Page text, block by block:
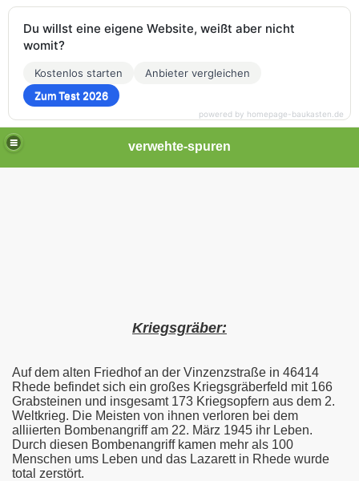
verwehte-spuren
Kriegsgräber:
Auf dem alten Friedhof an der Vinzenzstraße in 46414
Rhede befindet sich ein großes Kriegsgräberfeld mit 166
Grabsteinen und insgesamt 173 Kriegsopfern aus dem 2.
Weltkrieg. Die Meisten von ihnen verloren bei dem
alliierten Bombenangriff am 22. März 1945 ihr Leben.
Durch diesen Bombenangriff kamen mehr als 100
Menschen ums Leben und das Lazarett in Rhede wurde
total zerstört.
Du willst eine eigene Website, weißt aber nicht
womit?
Kostenlos starten
Anbieter vergleichen
Zum Test 2026
powered by homepage-baukasten.de